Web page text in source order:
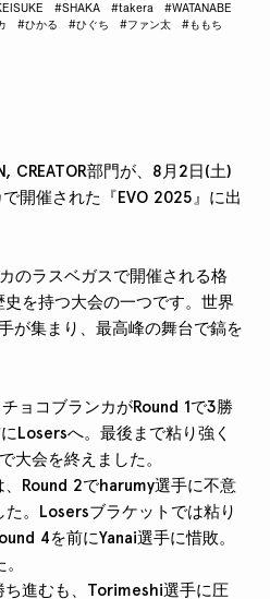
#SHAKA #takera
#WATANABE
#ひかる #ひぐち #ファン太
#ももち
CREATOR部門が、8月2日(土)
開催された『EVO 2025』に出
のラスベガスで開催される格
を持つ大会の一つです。世界
が集まり、最高峰の舞台で鎬を
ョコブランカがRound 1で3勝
Losersへ。最後まで粘り強く
大会を終えました。
Round 2でharumy選手に不意
。Losersブラケットでは粘り
4を前にYanai選手に惜敗。
進むも、Torimeshi選手に圧